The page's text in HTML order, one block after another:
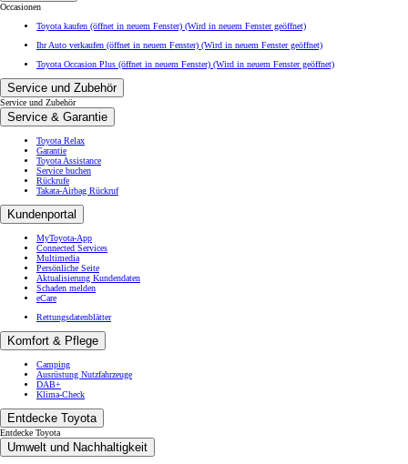
Occasionen
Toyota kaufen (öffnet in neuem Fenster) (Wird in neuem Fenster geöffnet)
Ihr Auto verkaufen (öffnet in neuem Fenster) (Wird in neuem Fenster geöffnet)
Toyota Occasion Plus (öffnet in neuem Fenster) (Wird in neuem Fenster geöffnet)
Service und Zubehör
Service und Zubehör
Service & Garantie
Toyota Relax
Garantie
Toyota Assistance
Service buchen
Rückrufe
Takata-Airbag Rückruf
Kundenportal
MyToyota-App
Connected Services
Multimedia
Persönliche Seite
Aktualisierung Kundendaten
Schaden melden
eCare
Rettungsdatenblätter
Komfort & Pflege
Camping
Ausrüstung Nutzfahrzeuge
DAB+
Klima-Check
Entdecke Toyota
Entdecke Toyota
Umwelt und Nachhaltigkeit